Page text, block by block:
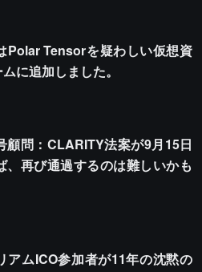
Polar Tensorを疑わしい仮想資
に追加しました。
顧問：CLARITY法案が9月15日
、再び通過するのは難しいかも
アムICO参加者が11年の沈黙の